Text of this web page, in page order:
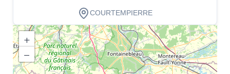
COURTEMPIERRE
Dégustation
+
−